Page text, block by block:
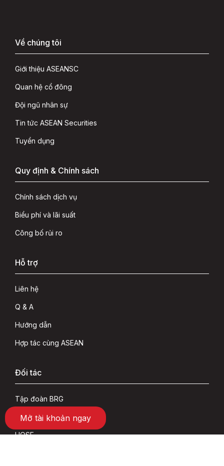
Về chúng tôi
Giới thiệu ASEANSC
Quan hệ cổ đông
Đội ngũ nhân sự
Tin tức ASEAN Securities
Tuyển dụng
Quy định & Chính sách
Chính sách dịch vụ
Biểu phí và lãi suất
Công bố rủi ro
Hỗ trợ
Liên hệ
Q & A
Hướng dẫn
Hợp tác cùng ASEAN
Đối tác
Tập đoàn BRG
SeABank
HOSE
Mở tài khoản ngay